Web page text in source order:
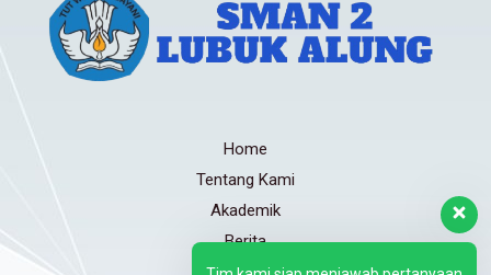
Home
Tentang Kami
Akademik
Berita